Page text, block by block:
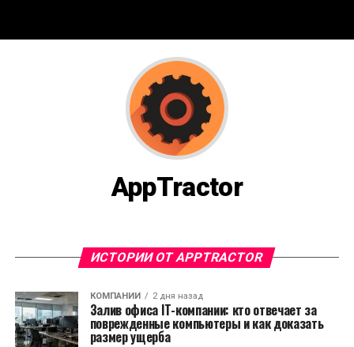
AppTractor
ИСТОРИИ ОТ APPTRACTOR
КОМПАНИИ 2 дня назад
Залив офиса IT-компании: кто отвечает за
поврежденные компьютеры и как доказать
размер ущерба